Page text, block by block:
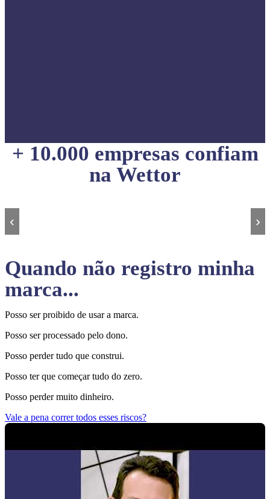
+ 10.000 empresas confiam
na Wettor
‹ ›
Quando não registro minha
marca...
Posso ser proibido de usar a marca.
Posso ser processado pelo dono.
Posso perder tudo que construi.
Posso ter que começar tudo do zero.
Posso perder muito dinheiro.
Vale a pena correr todos esses riscos?